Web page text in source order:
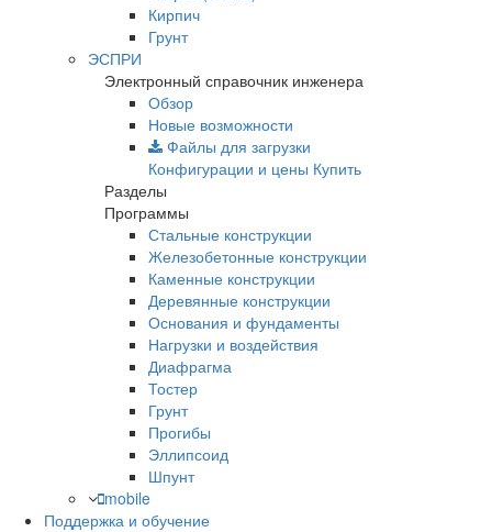
Кирпич
Грунт
ЭСПРИ
Электронный справочник инженера
Обзор
Новые возможности
Файлы для загрузки
Конфигурации и цены Купить
Разделы
Программы
Стальные конструкции
Железобетонные конструкции
Каменные конструкции
Деревянные конструкции
Основания и фундаменты
Нагрузки и воздействия
Диафрагма
Тостер
Грунт
Прогибы
Эллипсоид
Шпунт
mobile
Поддержка и обучение